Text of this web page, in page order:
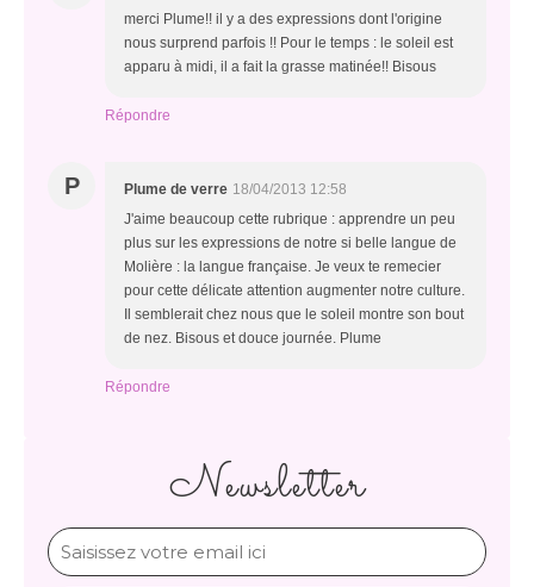
merci Plume!! il y a des expressions dont l'origine
nous surprend parfois !! Pour le temps : le soleil est
apparu à midi, il a fait la grasse matinée!! Bisous
Répondre
P Plume de verre 18/04/2013 12:58
J'aime beaucoup cette rubrique : apprendre un peu
plus sur les expressions de notre si belle langue de
Molière : la langue française. Je veux te remecier
pour cette délicate attention augmenter notre culture.
Il semblerait chez nous que le soleil montre son bout
de nez. Bisous et douce journée. Plume
Répondre
Newsletter